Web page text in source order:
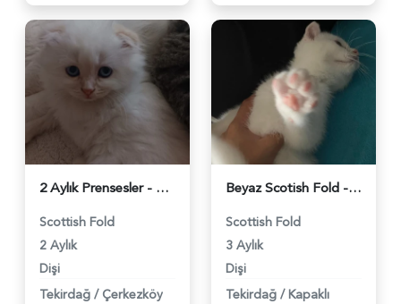
2 Aylık Prensesler - 3452
Scottish Fold
2 Aylık
Dişi
Tekirdağ / Çerkezköy
Beyaz Scotish Fold - 2739
Scottish Fold
3 Aylık
Dişi
Tekirdağ / Kapaklı